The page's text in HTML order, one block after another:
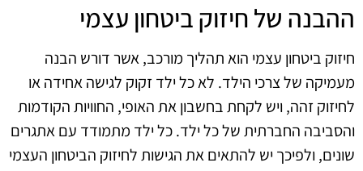
ההבנה של חיזוק ביטחון עצמי
חיזוק ביטחון עצמי הוא תהליך מורכב, אשר דורש הבנה
מעמיקה של צרכי הילד. לא כל ילד זקוק לגישה אחידה או
לחיזוק זהה, ויש לקחת בחשבון את האופי, החוויות הקודמות
והסביבה החברתית של כל ילד. כל ילד מתמודד עם אתגרים
שונים, ולפיכך יש להתאים את הגישות לחיזוק הביטחון העצמי